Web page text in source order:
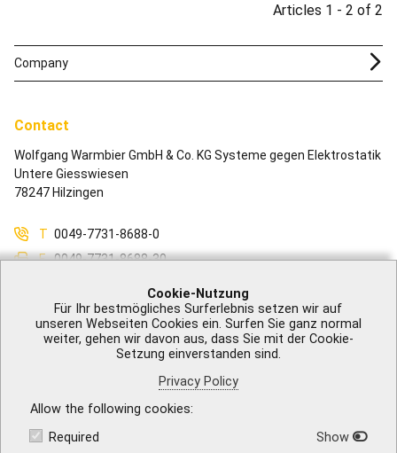
Cookie-Nutzung
Für Ihr bestmögliches Surferlebnis setzen wir auf
unseren Webseiten Cookies ein. Surfen Sie ganz normal
weiter, gehen wir davon aus, dass Sie mit der Cookie-
Setzung einverstanden sind.
Privacy Policy
Allow the following cookies
Required
Show
Articles 1 - 2 of 2
Contact
Wolfgang Warmbier GmbH & Co. KG Systeme gegen Elektrostatik
Untere Giesswiesen
78247 Hilzingen
T 0049-7731-8688-0
F
0049-7731-8688-30
Company
Privacy Policy